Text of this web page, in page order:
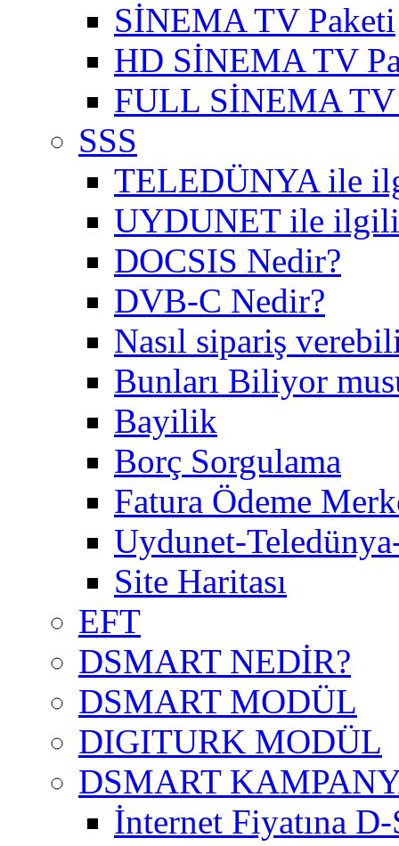
SİNEMA TV Paketi
HD SİNEMA TV
FULL SİNEMA TV
SSS
TELEDÜNYA ile
UYDUNET ile ilgili
DOCSIS Nedir?
DVB-C Nedir?
Nasıl sipariş
Bunları Biliyor
Bayilik
Borç Sorgulama
Fatura Ödeme
Uydunet-
Site Haritası
EFT
DSMART NEDİR?
DSMART MODÜL
DIGITURK MODÜL
DSMART
İnternet Fiyatına